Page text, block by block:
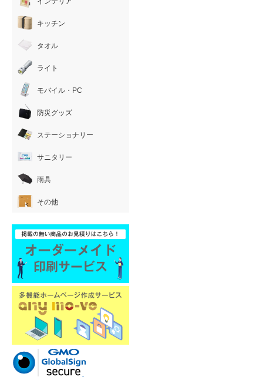
キッチン
タオル
ライト
モバイル・PC
防災グッズ
ステーショナリー
サニタリー
雨具
その他